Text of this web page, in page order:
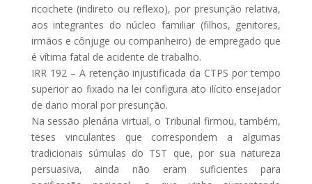
ricochete (indireto ou reflexo), por presunção relativa,
aos integrantes do núcleo familiar (filhos, genitores,
irmãos e cônjuge ou companheiro) de empregado que
é vítima fatal de acidente de trabalho.
IRR 192 – A retenção injustificada da CTPS por tempo
superior ao fixado na lei configura ato ilícito ensejador
de dano moral por presunção.
Na sessão plenária virtual, o Tribunal firmou, também,
teses vinculantes que correspondem a algumas
tradicionais súmulas do TST que, por sua natureza
persuasiva, ainda não eram suficientes para